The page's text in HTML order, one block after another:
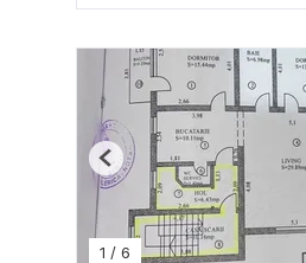
1 / 6
Previous